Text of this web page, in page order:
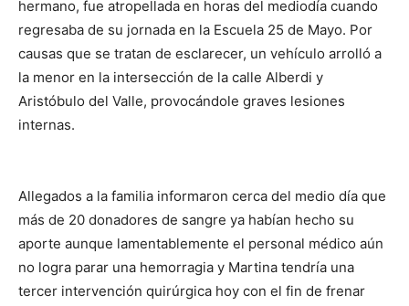
hermano, fue atropellada en horas del mediodía cuando
regresaba de su jornada en la Escuela 25 de Mayo. Por
causas que se tratan de esclarecer, un vehículo arrolló a
la menor en la intersección de la calle Alberdi y
Aristóbulo del Valle, provocándole graves lesiones
internas.
Allegados a la familia informaron cerca del medio día que
más de 20 donadores de sangre ya habían hecho su
aporte aunque lamentablemente el personal médico aún
no logra parar una hemorragia y Martina tendría una
tercer intervención quirúrgica hoy con el fin de frenar